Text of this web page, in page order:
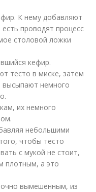
К нему добавляют
проводят процесс
столовой ложки
кефир.
тесто в миске, затем
высыпают немного
их немного
небольшими
чтобы тесто
с мукой не стоит,
плотным, а это
вымешенным, из